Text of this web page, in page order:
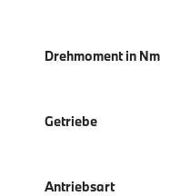
Drehmoment in Nm
Getriebe
Antriebsart